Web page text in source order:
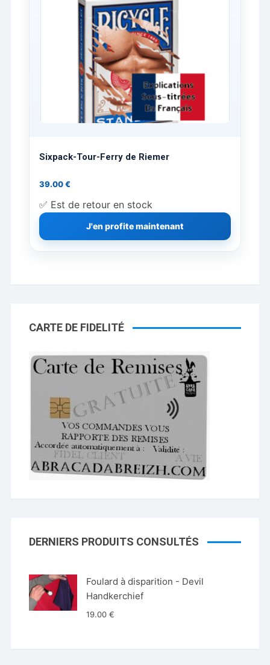
Sixpack-Tour-Ferry de Riemer
39.00€
✅ Est de retour en stock
J'en profite maintenant
CARTE DE FIDELITÉ
DERNIERS PRODUITS CONSULTÉS
Foulard à disparition - Devil
Handkerchief
19.00€